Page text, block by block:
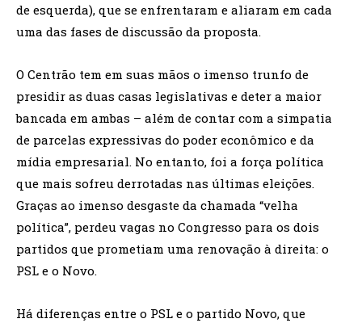
de esquerda), que se enfrentaram e aliaram em cada
uma das fases de discussão da proposta.
O Centrão tem em suas mãos o imenso trunfo de
presidir as duas casas legislativas e deter a maior
bancada em ambas – além de contar com a simpatia
de parcelas expressivas do poder econômico e da
mídia empresarial. No entanto, foi a força política
que mais sofreu derrotadas nas últimas eleições.
Graças ao imenso desgaste da chamada “velha
política”, perdeu vagas no Congresso para os dois
partidos que prometiam uma renovação à direita: o
PSL e o Novo.
Há diferenças entre o PSL e o partido Novo, que